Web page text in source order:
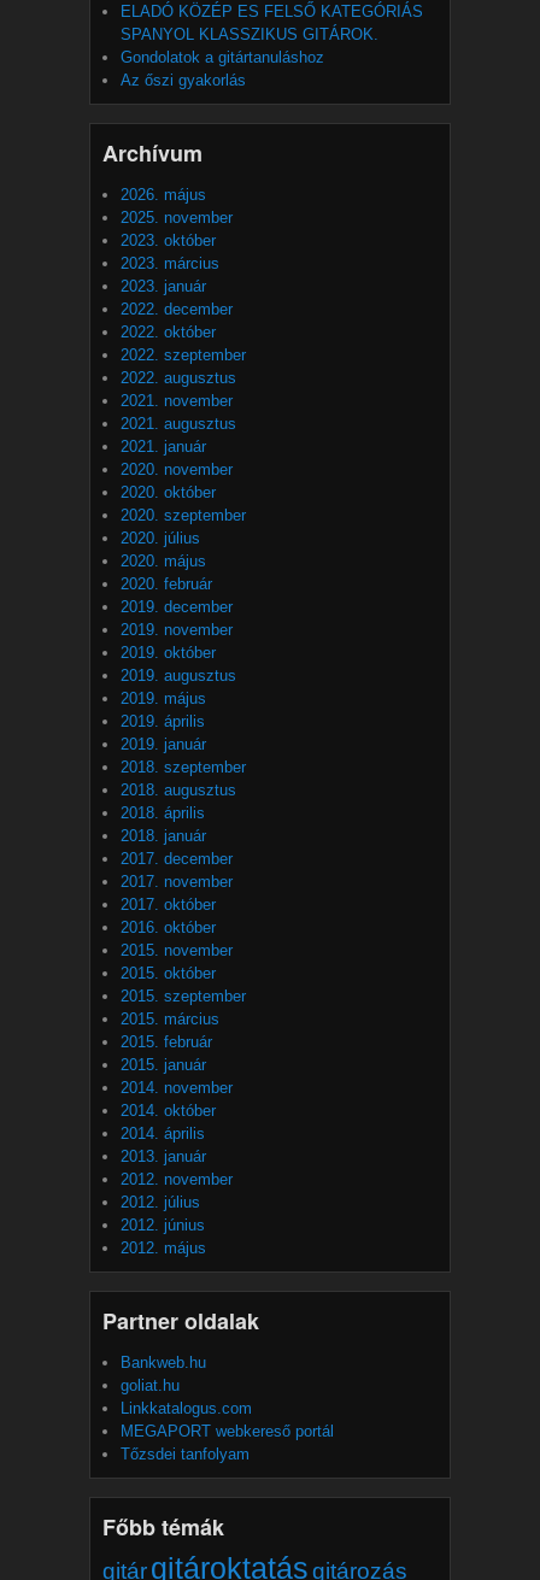
ELADÓ KÖZÉP ES FELSŐ KATEGÓRIÁS
SPANYOL KLASSZIKUS GITÁROK.
Gondolatok a gitártanuláshoz
Az őszi gyakorlás
Archívum
2026. május
2025. november
2023. október
2023. március
2023. január
2022. december
2022. október
2022. szeptember
2022. augusztus
2021. november
2021. augusztus
2021. január
2020. november
2020. október
2020. szeptember
2020. július
2020. május
2020. február
2019. december
2019. november
2019. október
2019. augusztus
2019. május
2019. április
2019. január
2018. szeptember
2018. augusztus
2018. április
2018. január
2017. december
2017. november
2017. október
2016. október
2015. november
2015. október
2015. szeptember
2015. március
2015. február
2015. január
2014. november
2014. október
2014. április
2013. január
2012. november
2012. július
2012. június
2012. május
Partner oldalak
Bankweb.hu
goliat.hu
Linkkatalogus.com
MEGAPORT webkereső portál
Tőzsdei tanfolyam
Főbb témák
gitárgitároktatásgitározás